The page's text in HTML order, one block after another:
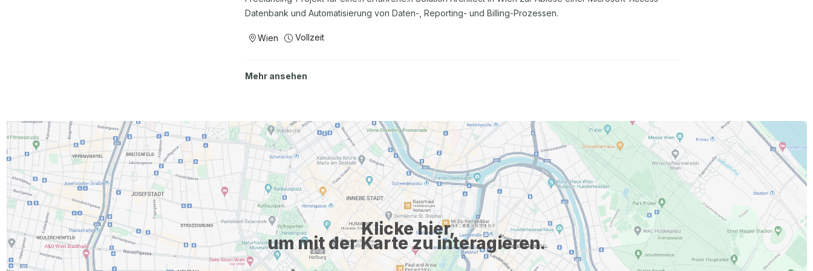
Datenbank und Automatisierung von Daten-, Reporting- und Billing-Prozessen.
Wien Vollzeit
Mehr ansehen
Klicke hier,
um mit der Karte zu interagieren.